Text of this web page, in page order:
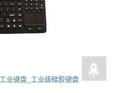
业键盘_工业级硅胶键盘